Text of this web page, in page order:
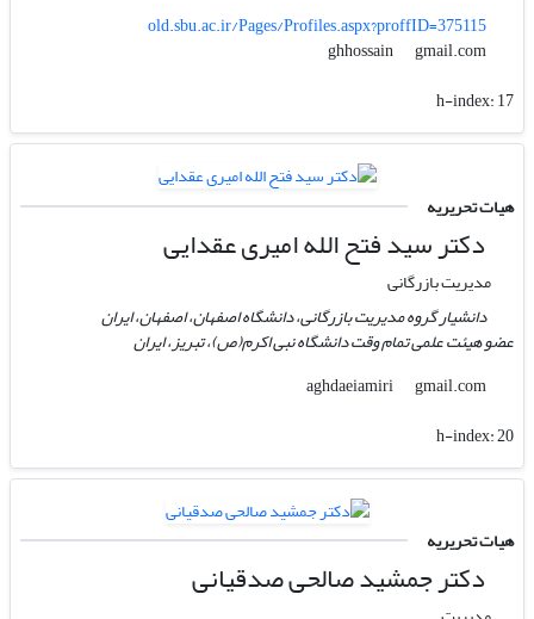
old.sbu.ac.ir/Pages/Profiles.aspx?proffID=375115
ghhossain
gmail.com
h-index:17
هیات تحریریه
دکتر سید فتح الله امیری عقدایی
مدیریت بازرگانی
دانشیار گروه مدیریت بازرگانی، دانشگاه اصفهان، اصفهان، ایران
عضو هیئت علمی تمام وقت دانشگاه نبی اکرم(ص)، تبریز، ایران
aghdaeiamiri
gmail.com
h-index:20
هیات تحریریه
دکتر جمشید صالحی صدقیانی